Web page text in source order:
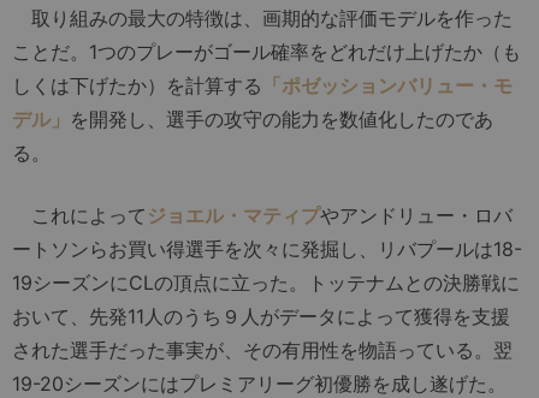
取り組みの最大の特徴は、画期的な評価モデルを作った
ことだ。1つのプレーがゴール確率をどれだけ上げたか（も
しくは下げたか）を計算する 「ポゼッションバリュー・モ
デル」 を開発し、選手の攻守の能力を数値化したのであ
る。
これによって ジョエル・マティプやアンドリュー・ロバ
ートソンらお買い得選手を次々に発掘し、リバプールは18-
19シーズンにCLの頂点に立った。トッテナムとの決勝戦に
おいて、先発11人のうち９人がデータによって獲得を支援
された選手だった事実が、その有用性を物語っている。翌
19-20シーズンにはプレミアリーグ初優勝を成し遂げた。